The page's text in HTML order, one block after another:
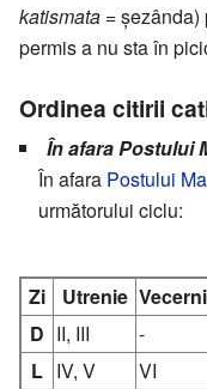
katismata =
permis a nu sta în
Ordinea citirii
În afara Postului
În afara Postului
următorului ciclu:
Zi Utrenie
D II, III
-
L IV, V
VI